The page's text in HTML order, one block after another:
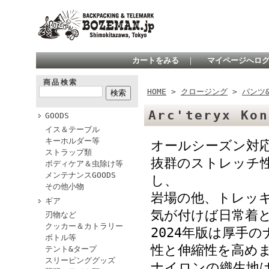
カートをみる ｜ マイページへロ
商品検索
GOODS
イス＆テーブル
キーホルダー等
ストラップ類
ボディケア＆虫除け等
メンテナンスGOODS
その他小物
ギア
刃物など
クッカー＆カトラリー
ボトル等
テント&タープ
スリーピンググッズ
HOME > クロージング > パンツ
Arc'teryx
オールシーズン対
抜群のストレッチ
し、
岩場の他、トレッ
気が付けば日常着
2024年版は厚手の
性と伸縮性を高め